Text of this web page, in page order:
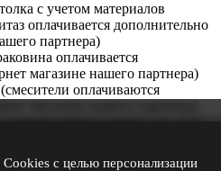
с учетом материалов
оплачивается дополнительно
партнера)
оплачивается
магазине нашего партнера)
оплачиваются
кабины (ванна или душ
с целью персонализации